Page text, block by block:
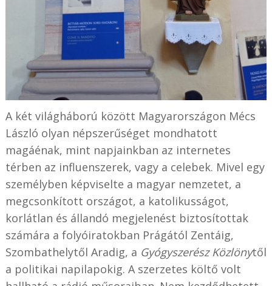
A két világháború között Magyarországon Mécs
László olyan népszerűséget mondhatott
magáénak, mint napjainkban az internetes
térben az influenszerek, vagy a celebek. Mivel egy
személyben képviselte a magyar nemzetet, a
megcsonkított országot, a katolikusságot,
korlátlan és állandó megjelenést biztosítottak
számára a folyóiratokban Prágától Zentáig,
Szombathelytől Aradig, a Gyógyszerész Közlönytől
a politikai napilapokig. A szerzetes költő volt